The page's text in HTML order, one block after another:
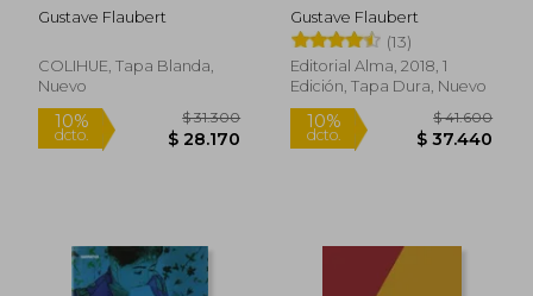
10%
dcto. $ 31.499
4%
dcto. $
Gustave Flaubert
COLIHUE, Tapa Blanda,
Nuevo
Gustave Flaubert
(13)
Editorial Alma, 2018, 1
Edición, Tapa Dura, Nuevo